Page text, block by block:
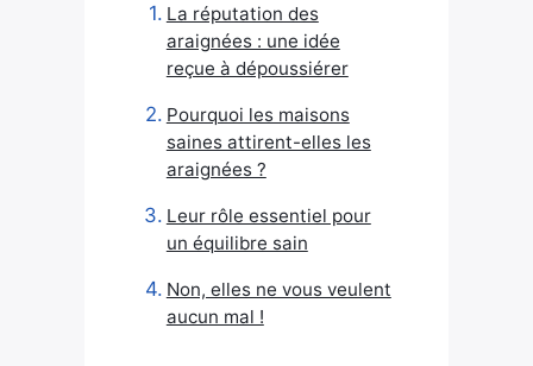
La réputation des
araignées : une idée
reçue à dépoussiérer
Pourquoi les maisons
saines attirent-elles les
araignées ?
Leur rôle essentiel pour
un équilibre sain
Non, elles ne vous veulent
aucun mal !